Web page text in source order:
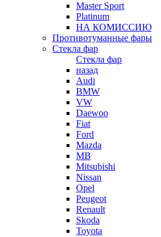
Master Sport
Platinum
НА КОМИССИЮ
Противотуманные фары
Стекла фар
Стекла фар
назад
Audi
BMW
VW
Daewoo
Fiat
Ford
Mazda
MB
Mitsubishi
Nissan
Opel
Peugeot
Renault
Skoda
Toyota